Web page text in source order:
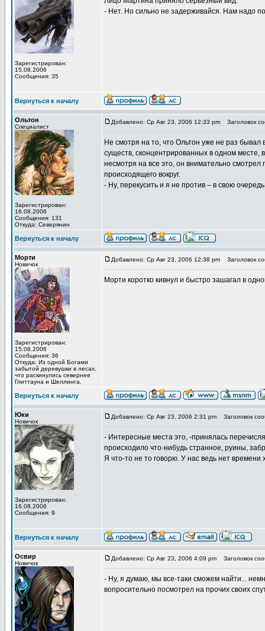
Зарегистрирован:
15.08.2006
Сообщения: 35
- Нет. Но сильно не задерживайся. Нам надо
Вернуться к началу
Ольтон
Специалист
Зарегистрирован:
16.08.2006
Сообщения: 131
Откуда: Северянин
Добавлено: Ср Авг 23, 2006 12:33 pm Заголовок
Не смотря на то, что Ольтон уже не раз
существ, сконцентрированных в одном
несмотря на все это, он внимательно смотрел
происходящего вокруг.
- Ну, перекусить и я не против – в свою
Вернуться к началу
Морти
Новичок
Зарегистрирован:
15.08.2006
Сообщения: 36
Откуда: Из одной Богами
забытой деревушки в лесах,
что раскинулись севернее
Глиттауна и Шеллинга.
Добавлено: Ср Авг 23, 2006 12:38 pm Заголовок
Морти коротко кивнул и быстро зашагал в
Вернуться к началу
Юки
Новичок
Зарегистрирован:
16.08.2006
Сообщения: 9
Добавлено: Ср Авг 23, 2006 2:31 pm Заголовок
- Интересные места это, -принялась
происходило что-нибудь странное, руины,
Я что-то не то говорю. У нас ведь нет времени
Вернуться к началу
Освир
Новичок
Добавлено: Ср Авг 23, 2006 4:09 pm Заголовок
- Ну, я думаю, мы все-таки сможем найти...
вопросительно посмотрел на прочих своих